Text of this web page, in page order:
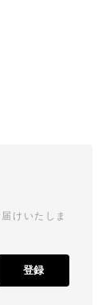
けいたしま
登録